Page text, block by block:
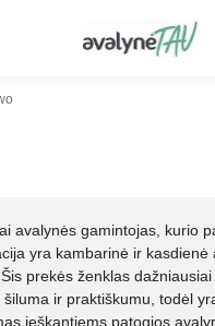
avalynės gamintojas, kurio
yra kambarinė ir kasdienė
prekės ženklas
šiluma ir praktiškumu, todėl
ieškantiems patogios